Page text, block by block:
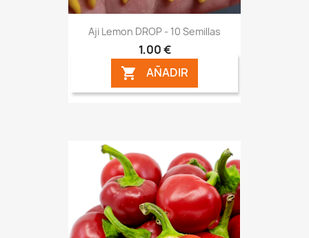
Aji Lemon DROP - 10 Semillas
1,00 €
 AÑADIR